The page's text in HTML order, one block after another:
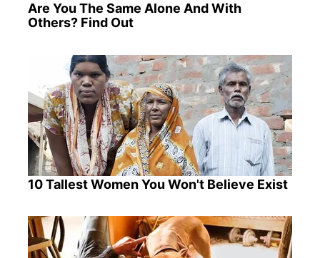
Are You The Same Alone And With
Others? Find Out
10 Tallest Women You Won't Believe Exist